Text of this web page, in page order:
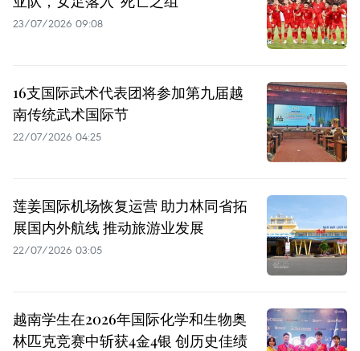
23/07/2026 09:08
16支国际武术代表团将参加第九届越
南传统武术国际节
22/07/2026 04:25
莲姜国际机场恢复运营 助力林同省拓
展国内外航线 推动旅游业发展
22/07/2026 03:05
越南学生在2026年国际化学和生物奥
林匹克竞赛中斩获4金4银 创历史佳绩